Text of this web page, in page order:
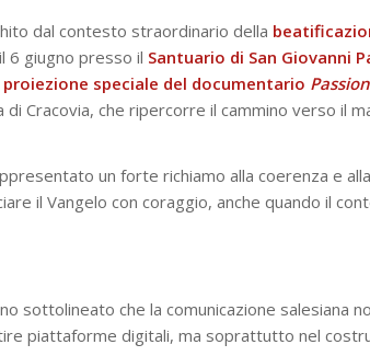
dal contesto straordinario della
6 giugno presso il Santuario di San Giovanni
proiezione speciale del documentario
Cracovia, che ripercorre il cammino verso il
un forte richiamo alla coerenza e
il Vangelo con coraggio, anche quando il
sottolineato che la comunicazione salesiana
piattaforme digitali, ma soprattutto nel